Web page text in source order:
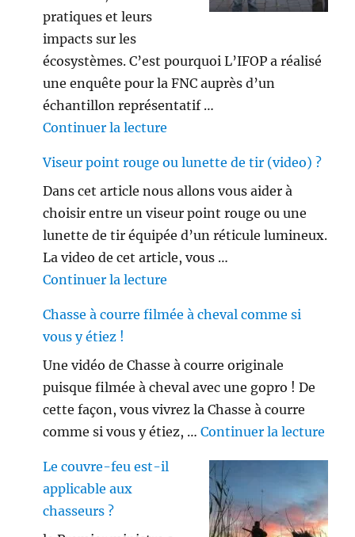
pratiques et leurs
impacts sur les
écosystèmes. C’est pourquoi L’IFOP a réalisé
une enquête pour la FNC auprès d’un
échantillon représentatif …
Continuer la lecture
Viseur point rouge ou lunette de tir (video) ?
Dans cet article nous allons vous aider à
choisir entre un viseur point rouge ou une
lunette de tir équipée d’un réticule lumineux.
La video de cet article, vous …
Continuer la lecture
Chasse à courre filmée à cheval comme si
vous y étiez !
Une vidéo de Chasse à courre originale
puisque filmée à cheval avec une gopro ! De
cette façon, vous vivrez la Chasse à courre
comme si vous y étiez, …Continuer la lecture
Le couvre-feu est-il
applicable aux
chasseurs ?